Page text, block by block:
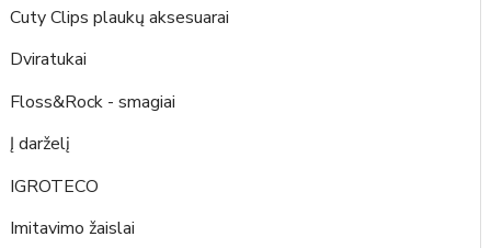
Cuty Clips plaukų aksesuarai
Dviratukai
Floss&Rock - smagiai
Į darželį
IGROTECO
Imitavimo žaislai